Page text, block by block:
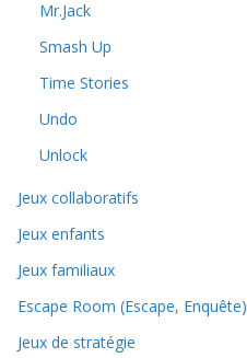
Mr.Jack
Smash Up
Time Stories
Undo
Unlock
Jeux collaboratifs
Jeux enfants
Jeux familiaux
Escape Room (Escape, Enquête)
Jeux de stratégie